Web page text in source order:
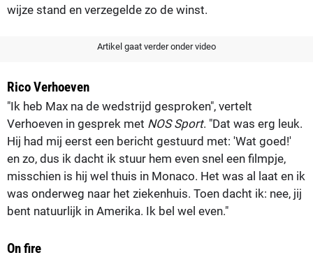
wijze stand en verzegelde zo de winst.
Artikel gaat verder onder video
Rico Verhoeven
"Ik heb Max na de wedstrijd gesproken", vertelt
Verhoeven in gesprek met NOS Sport. "Dat was erg leuk.
Hij had mij eerst een bericht gestuurd met: 'Wat goed!'
en zo, dus ik dacht ik stuur hem even snel een filmpje,
misschien is hij wel thuis in Monaco. Het was al laat en ik
was onderweg naar het ziekenhuis. Toen dacht ik: nee, jij
bent natuurlijk in Amerika. Ik bel wel even."
On fire